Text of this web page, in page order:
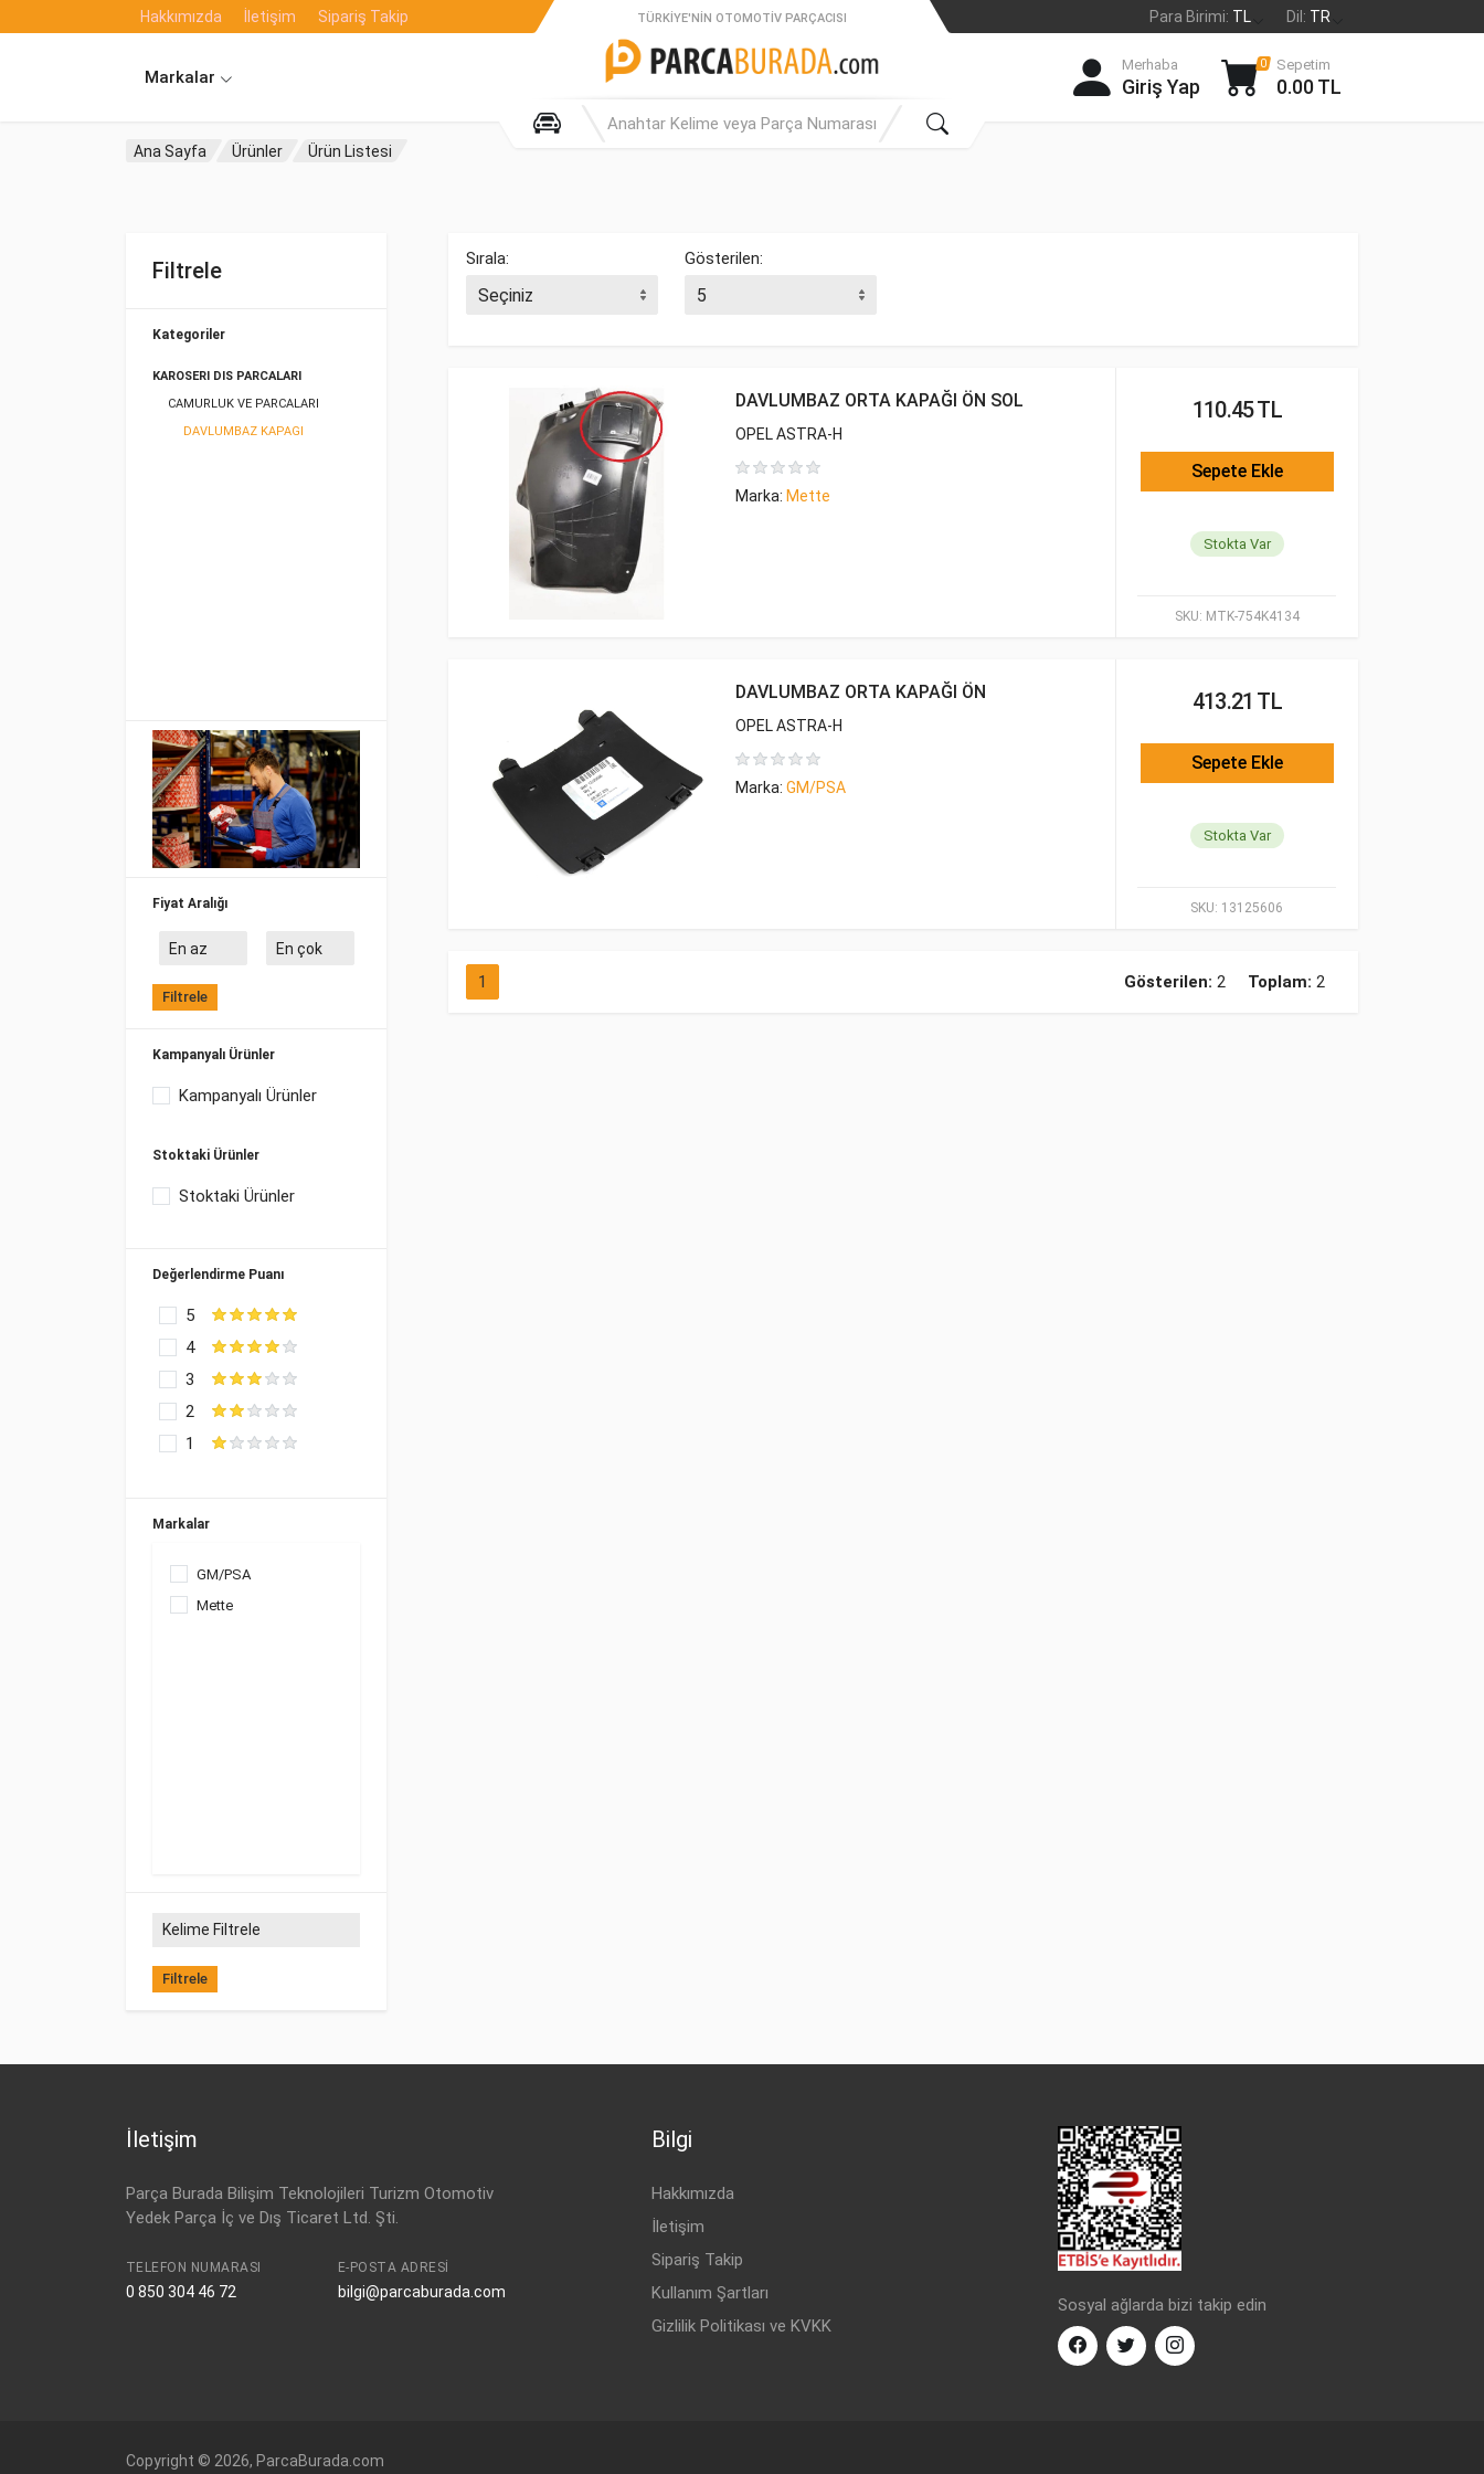
Hakkımızda İletişim Sipariş Takip Para Birimi: TL Dil: TR
Markalar
TÜRKIYE'NIN OTOMOTIV PARÇACISI
Merhaba
Giriş Yap
0 Sepetim
0.00 TL
Ana Sayfa Ürünler Ürün Listesi
Filtrele
Kategoriler
KAROSERI DIS PARCALARI
CAMURLUK VE PARCALARI
DAVLUMBAZ KAPAGI
Fiyat Aralığı
Filtrele
Kampanyalı Ürünler
Kampanyalı Ürünler
Stoktaki Ürünler
Stoktaki Ürünler
Değerlendirme Puanı
5
4
3
2
1
Markalar
GM/PSA
Mette
Filtrele
Sırala: Gösterilen:
SKU: MTK-754K4134
DAVLUMBAZ ORTA KAPAĞI ÖN SOL
OPEL ASTRA-H
Marka: Mette
110.45 TL
Sepete Ekle
Stokta Var
SKU: 13125606
DAVLUMBAZ ORTA KAPAĞI ÖN
OPEL ASTRA-H
Marka: GM/PSA
413.21 TL
Sepete Ekle
Stokta Var
1 Gösterilen: 2 Toplam: 2
İletişim
Parça Burada Bilişim Teknolojileri Turizm Otomotiv
Yedek Parça İç ve Dış Ticaret Ltd. Şti.
TELEFON NUMARASI
0 850 304 46 72
E-POSTA ADRESI
bilgi@parcaburada.com
Bilgi
Hakkımızda
İletişim
Sipariş Takip
Kullanım Şartları
Gizlilik Politikası ve KVKK
Sosyal ağlarda bizi takip edin
Copyright © 2026, ParcaBurada.com